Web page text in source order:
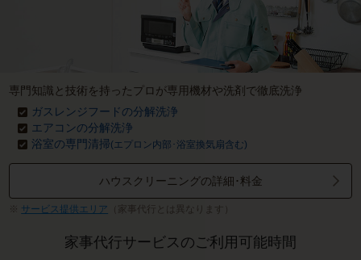
専門知識と技術を持ったプロが専用機材や洗剤で徹底洗浄
ガスレンジフードの分解洗浄
エアコンの分解洗浄
浴室の専門清掃(エプロン内部･浴室換気扇含む)
ハウスクリーニングの詳細･料金
サービス提供エリア （家事代行とは異なります）
家事代行サービスのご利用可能時間